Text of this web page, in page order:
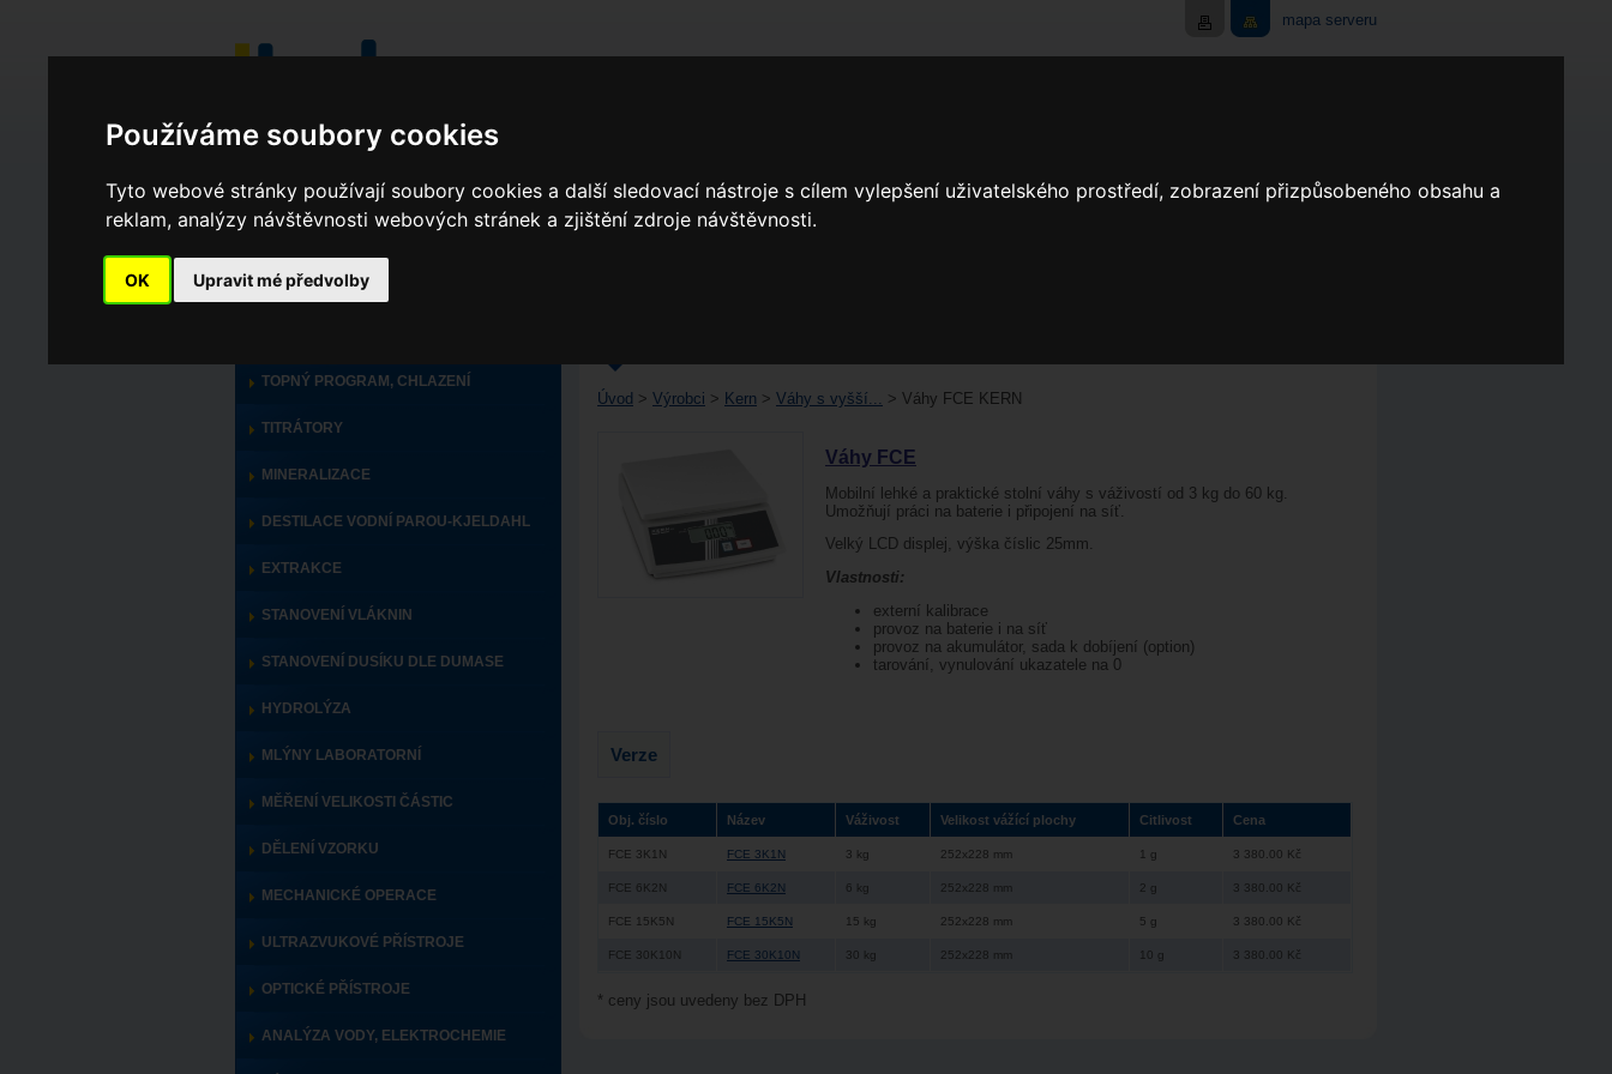
Používáme soubory cookies
Tyto webové stránky používají soubory cookies a další sledovací nástroje s cílem vylepšení uživatelského prostředí, zobrazení přizpůsobeného obsahu a
reklam, analýzy návštěvnosti webových stránek a zjištění zdroje návštěvnosti.
OK Upravit mé předvolby
mapa serveru
v celém webu
TOPNÝ PROGRAM, CHLAZENÍ
TITRÁTORY
MINERALIZACE
DESTILACE VODNÍ PAROU-KJELDAHL
EXTRAKCE
STANOVENÍ VLÁKNIN
STANOVENÍ DUSÍKU DLE DUMASE
HYDROLÝZA
MLÝNY LABORATORNÍ
MĚŘENÍ VELIKOSTI ČÁSTIC
DĚLENÍ VZORKU
MECHANICKÉ OPERACE
ULTRAZVUKOVÉ PŘÍSTROJE
OPTICKÉ PŘÍSTROJE
ANALÝZA VODY, ELEKTROCHEMIE
Úvod > Výrobci > Kern > Váhy s vyšší... > Váhy FCE KERN
Váhy FCE
Mobilní lehké a praktické stolní váhy s váživostí od 3 kg do 60 kg.
Umožňují práci na baterie i připojení na síť.
Velký LCD displej, výška číslic 25mm.
Vlastnosti:
externí kalibrace
provoz na baterie i na síť
provoz na akumulátor, sada k dobíjení (option)
tarování, vynulování ukazatele na 0
Verze
Obj. číslo Název Váživost Velikost vážící plochy Citlivost Cena
FCE 3K1N FCE 3K1N 3 kg 252x228 mm 1 g 3 380.00 Kč
FCE 6K2N FCE 6K2N 6 kg 252x228 mm 2 g 3 380.00 Kč
FCE 15K5N FCE 15K5N 15 kg 252x228 mm 5 g 3 380.00 Kč
FCE 30K10N FCE 30K10N 30 kg 252x228 mm 10 g 3 380.00 Kč
* ceny jsou uvedeny bez DPH